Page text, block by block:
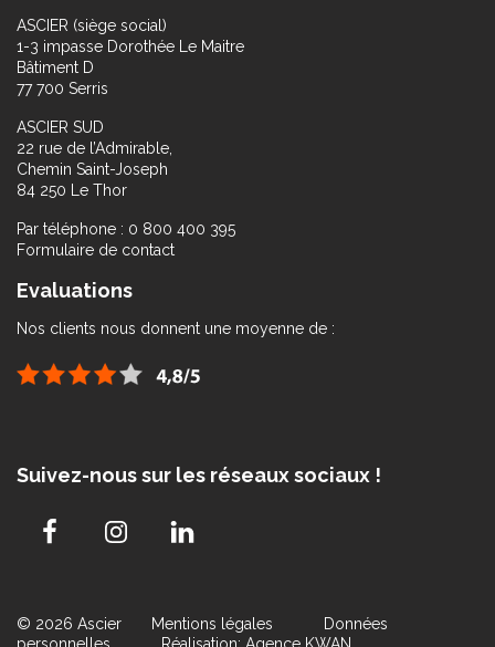
ASCIER (siège social)
1-3 impasse Dorothée Le Maitre
Bâtiment D
77 700 Serris
ASCIER SUD
22 rue de l’Admirable,
Chemin Saint-Joseph
84 250 Le Thor
Par téléphone : 0 800 400 395
Formulaire de contact
Evaluations
Nos clients nous donnent une moyenne de :
Suivez-nous sur les réseaux sociaux !
© 2026 Ascier Mentions légales
Données